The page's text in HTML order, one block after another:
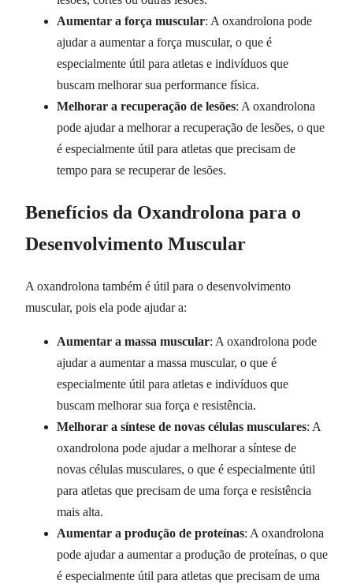
Aumentar a força muscular: A oxandrolona pode
ajudar a aumentar a força muscular, o que é
especialmente útil para atletas e indivíduos que
buscam melhorar sua performance física.
Melhorar a recuperação de lesões: A oxandrolona
pode ajudar a melhorar a recuperação de lesões, o que
é especialmente útil para atletas que precisam de
tempo para se recuperar de lesões.
Benefícios da Oxandrolona para o
Desenvolvimento Muscular
A oxandrolona também é útil para o desenvolvimento
muscular, pois ela pode ajudar a:
Aumentar a massa muscular: A oxandrolona pode
ajudar a aumentar a massa muscular, o que é
especialmente útil para atletas e indivíduos que
buscam melhorar sua força e resistência.
Melhorar a síntese de novas células musculares: A
oxandrolona pode ajudar a melhorar a síntese de
novas células musculares, o que é especialmente útil
para atletas que precisam de uma força e resistência
mais alta.
Aumentar a produção de proteínas: A oxandrolona
pode ajudar a aumentar a produção de proteínas, o que
é especialmente útil para atletas que precisam de uma